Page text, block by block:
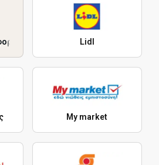
Lidl
My market